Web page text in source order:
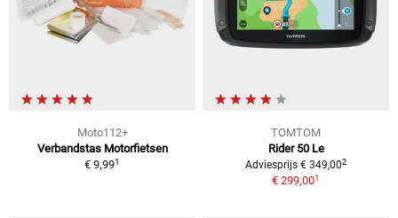
Moto112+
Verbandstas Motorfietsen
€ 9,991
TOMTOM
Rider 50 Le
Adviesprijs € 349,002
€ 299,001